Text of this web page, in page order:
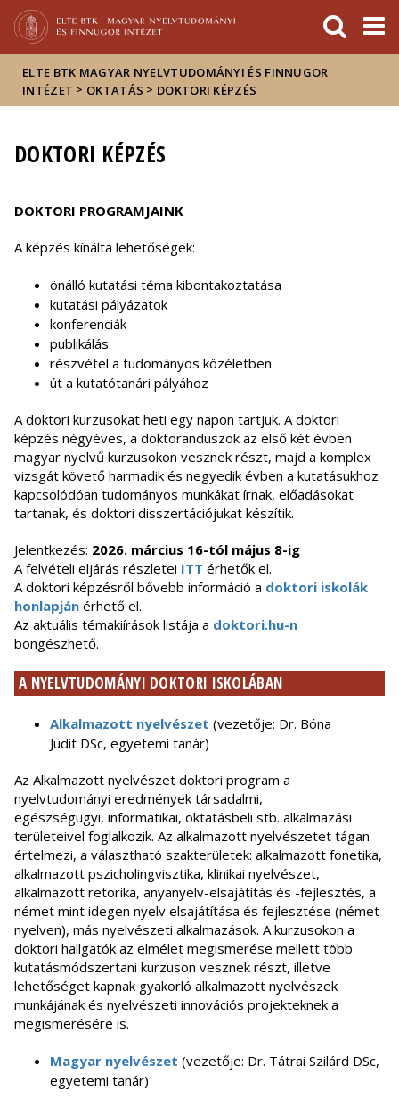
Hírek
Események
ELTE a
sajtóban
ELTE BTK MAGYAR NYELVTUDOMÁNYI ÉS FINNUGOR
INTÉZET > OKTATÁS > DOKTORI KÉPZÉS
DOKTORI KÉPZÉS
DOKTORI PROGRAMJAINK
A képzés kínálta lehetőségek:
önálló kutatási téma kibontakoztatása
kutatási pályázatok
konferenciák
publikálás
részvétel a tudományos közéletben
út a kutatótanári pályához
A doktori kurzusokat heti egy napon tartjuk. A doktori
képzés négyéves, a doktoranduszok az első két évben
magyar nyelvű kurzusokon vesznek részt, majd a komplex
vizsgát követő harmadik és negyedik évben a kutatásukhoz
kapcsolódóan tudományos munkákat írnak, előadásokat
tartanak, és doktori disszertációjukat készítik.
Jelentkezés: 2026. március 16-tól május 8-ig
A felvételi eljárás részletei ITT érhetők el.
A doktori képzésről bővebb információ a doktori iskolák
honlapján érhető el.
Az aktuális témakiírások listája a doktori.hu-n
böngészhető.
A NYELVTUDOMÁNYI DOKTORI ISKOLÁBAN
Alkalmazott nyelvészet (vezetője: Dr. Bóna
Judit DSc, egyetemi tanár)
Az Alkalmazott nyelvészet doktori program a
nyelvtudományi eredmények társadalmi,
egészségügyi, informatikai, oktatásbeli stb. alkalmazási
területeivel foglalkozik. Az alkalmazott nyelvészetet tágan
értelmezi, a választható szakterületek: alkalmazott fonetika,
alkalmazott pszicholingvisztika, klinikai nyelvészet,
alkalmazott retorika, anyanyelv-elsajátítás és -fejlesztés, a
német mint idegen nyelv elsajátítása és fejlesztése (német
nyelven), más nyelvészeti alkalmazások. A kurzusokon a
doktori hallgatók az elmélet megismerése mellett több
kutatásmódszertani kurzuson vesznek részt, illetve
lehetőséget kapnak gyakorló alkalmazott nyelvészek
munkájának és nyelvészeti innovációs projekteknek a
megismerésére is.
Magyar nyelvészet (vezetője: Dr. Tátrai Szilárd DSc,
egyetemi tanár)